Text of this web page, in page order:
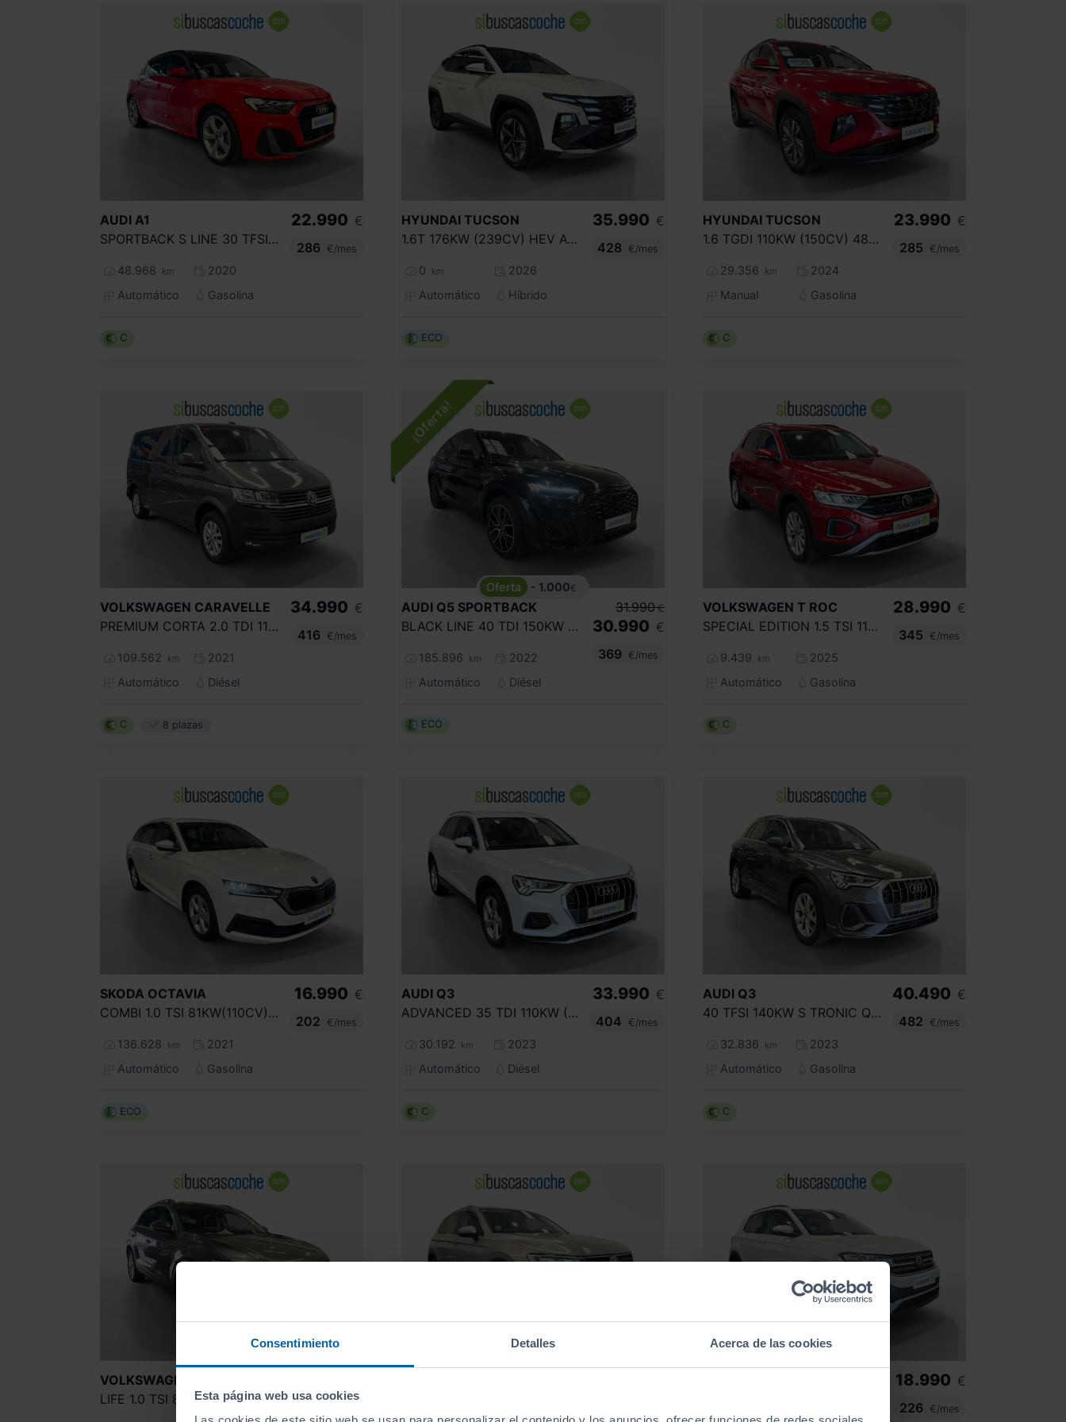
Consentimiento Detalles Acerca de las cookies
Esta página web usa cookies
AUDI A1
SPORTBACK S LINE 30 TFSI 85KW S TRONIC
48.968 km
2020
Automático
Gasolina
22.990 €
286
€/mes
C
HYUNDAI TUCSON
1.6T 176KW (239CV) HEV AT TECNO
0 km
2026
Automático
Híbrido
35.990 €
428
€/mes
ECO
HYUNDAI TUCSON
1.6 TGDI 110KW (150CV) 48V MAXX
29.356 km
2024
Manual
Gasolina
23.990 €
285
€/mes
C
VOLKSWAGEN CARAVELLE
PREMIUM CORTA 2.0 TDI 110KW BMT DSG
109.562 km
2021
Automático
Diésel
34.990 €
416
€/mes
C 8 plazas
- 1.000€
AUDI Q5 SPORTBACK
BLACK LINE 40 TDI 150KW QUATTRO ULTRA
185.896 km
2022
Automático
Diésel
31.990 €
30.990 €
369
€/mes
ECO
VOLKSWAGEN T ROC
SPECIAL EDITION 1.5 TSI 110KW(150CV) DSG
9.439 km
2025
Automático
Gasolina
28.990 €
345
€/mes
C
SKODA OCTAVIA
COMBI 1.0 TSI 81KW(110CV) DSG MHEV AMBI.
136.628 km
2021
Automático
Gasolina
16.990 €
202
€/mes
ECO
AUDI Q3
ADVANCED 35 TDI 110KW (150CV) S TRONIC
30.192 km
2023
Automático
Diésel
33.990 €
404
€/mes
C
AUDI Q3
40 TFSI 140KW S TRONIC QUATTRO S LINE
32.836 km
2023
Automático
Gasolina
40.490 €
482
€/mes
C
VOLKSWAGEN
LIFE 1.0 TSI 81KW (110CV)
18.990 €
226
€/mes